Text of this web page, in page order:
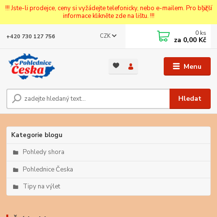
!!! Jste-li prodejce, ceny si vyžádejte telefonicky, nebo e-mailem. Pro bližší
informace klikněte zde na lištu. !!!
Menu
CZK
Hledat
+420 730 127 756 0 ks
za 0,00 Kč
Kategorie blogu
Pohledy shora
Pohlednice Česka
Tipy na výlet